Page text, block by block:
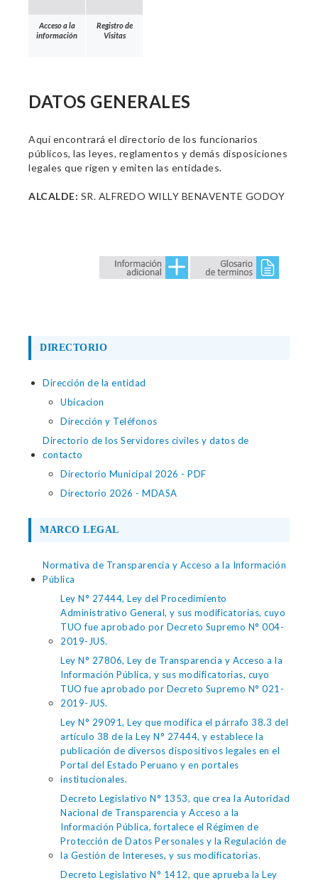
Acceso a la
información
Registro de
Visitas
DATOS GENERALES
Aquí encontrará el directorio de los funcionarios
públicos, las leyes, reglamentos y demás disposiciones
legales que rigen y emiten las entidades.
ALCALDE: SR. ALFREDO WILLY BENAVENTE GODOY
DIRECTORIO
Dirección de la entidad
Ubicacion
Dirección y Teléfonos
Directorio de los Servidores civiles y datos de
contacto
Directorio Municipal 2026 - PDF
Directorio 2026 - MDASA
MARCO LEGAL
Normativa de Transparencia y Acceso a la Información
Pública
Ley N° 27444, Ley del Procedimiento
Administrativo General, y sus modificatorias, cuyo
TUO fue aprobado por Decreto Supremo N° 004-
2019-JUS.
Ley N° 27806, Ley de Transparencia y Acceso a la
Información Pública, y sus modificatorias, cuyo
TUO fue aprobado por Decreto Supremo N° 021-
2019-JUS.
Ley N° 29091, Ley que modifica el párrafo 38.3 del
artículo 38 de la Ley N° 27444, y establece la
publicación de diversos dispositivos legales en el
Portal del Estado Peruano y en portales
institucionales.
Decreto Legislativo N° 1353, que crea la Autoridad
Nacional de Transparencia y Acceso a la
Información Pública, fortalece el Régimen de
Protección de Datos Personales y la Regulación de
la Gestión de Intereses, y sus modificatorias.
Decreto Legislativo N° 1412, que aprueba la Ley